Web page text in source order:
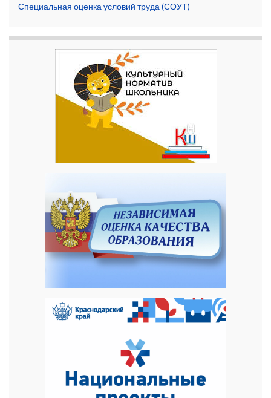
Специальная оценка условий труда (СОУТ)